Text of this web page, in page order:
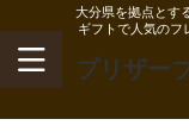
大分県を拠点とす
ギフトで人気のフ
プリザー